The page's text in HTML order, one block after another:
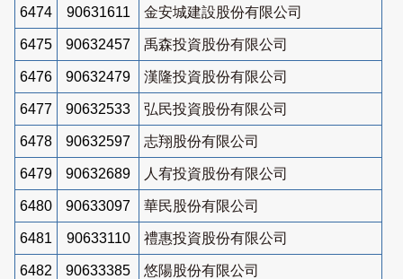
6474 90631611 金安城建設股份有限公司
6475 90632457 禹森投資股份有限公司
6476 90632479 漢隆投資股份有限公司
6477 90632533 弘民投資股份有限公司
6478 90632597 志翔股份有限公司
6479 90632689 人宥投資股份有限公司
6480 90633097 華民股份有限公司
6481 90633110 禮惠投資股份有限公司
6482 90633385 悠陽股份有限公司